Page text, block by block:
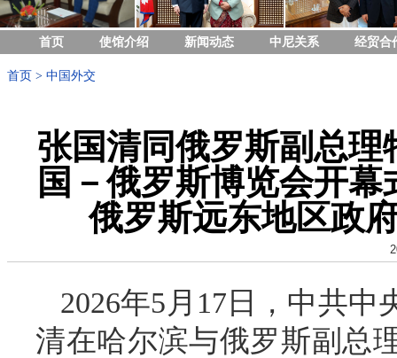
首页 使馆介绍 新闻动态 中尼关系 经贸合
首页 > 中国外交
张国清同俄罗斯副总
国－俄罗斯博览会开
俄罗斯远东地区政
2026年5月17日，中共
清在哈尔滨与俄罗斯副总